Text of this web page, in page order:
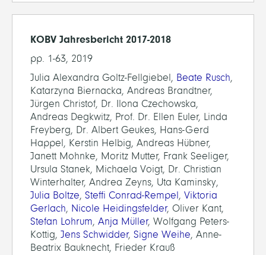
KOBV Jahresbericht 2017-2018
pp. 1-63, 2019
Julia Alexandra Goltz-Fellgiebel, Beate Rusch,
Katarzyna Biernacka, Andreas Brandtner,
Jürgen Christof, Dr. Ilona Czechowska,
Andreas Degkwitz, Prof. Dr. Ellen Euler, Linda
Freyberg, Dr. Albert Geukes, Hans-Gerd
Happel, Kerstin Helbig, Andreas Hübner,
Janett Mohnke, Moritz Mutter, Frank Seeliger,
Ursula Stanek, Michaela Voigt, Dr. Christian
Winterhalter, Andrea Zeyns, Uta Kaminsky,
Julia Boltze, Steffi Conrad-Rempel, Viktoria
Gerlach, Nicole Heidingsfelder, Oliver Kant,
Stefan Lohrum, Anja Müller, Wolfgang Peters-
Kottig, Jens Schwidder, Signe Weihe, Anne-
Beatrix Bauknecht, Frieder Krauß